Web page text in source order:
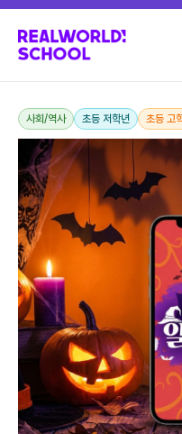
사회/역사 초등 저학년 초등 고